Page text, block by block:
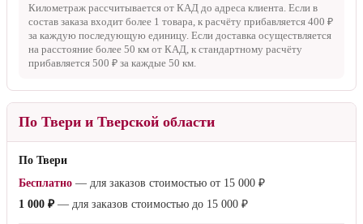
Километраж рассчитывается от КАД до адреса клиента. Если в
состав заказа входит более 1 товара, к расчёту прибавляется 400 ₽
за каждую последующую единицу. Если доставка осуществляется
на расстояние более 50 км от КАД, к стандартному расчёту
прибавляется 500 ₽ за каждые 50 км.
По Твери и Тверской области
По Твери
Бесплатно — для заказов стоимостью от 15 000 ₽
1 000 ₽— для заказов стоимостью до 15 000 ₽